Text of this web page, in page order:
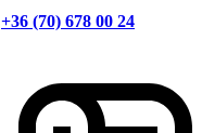
+36 (70) 678 00 24